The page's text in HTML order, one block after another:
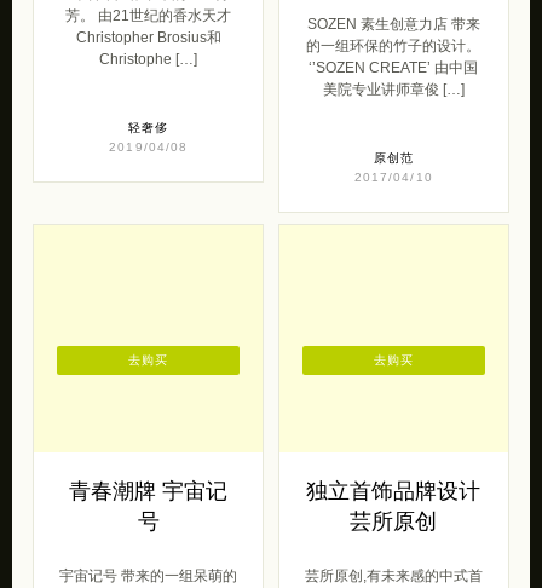
芳。 由21世纪的香水天才
Christopher Brosius和
Christophe […]
轻奢侈
2019/04/08
SOZEN 素生创意力店 带来
的一组环保的竹子的设计。
‘’SOZEN CREATE’ 由中国
美院专业讲师章俊 […]
原创范
2017/04/10
青春潮牌 宇宙记
号
宇宙记号 带来的一组呆萌的
去购买
独立首饰品牌设计
芸所原创
芸所原创,有未来感的中式首
去购买